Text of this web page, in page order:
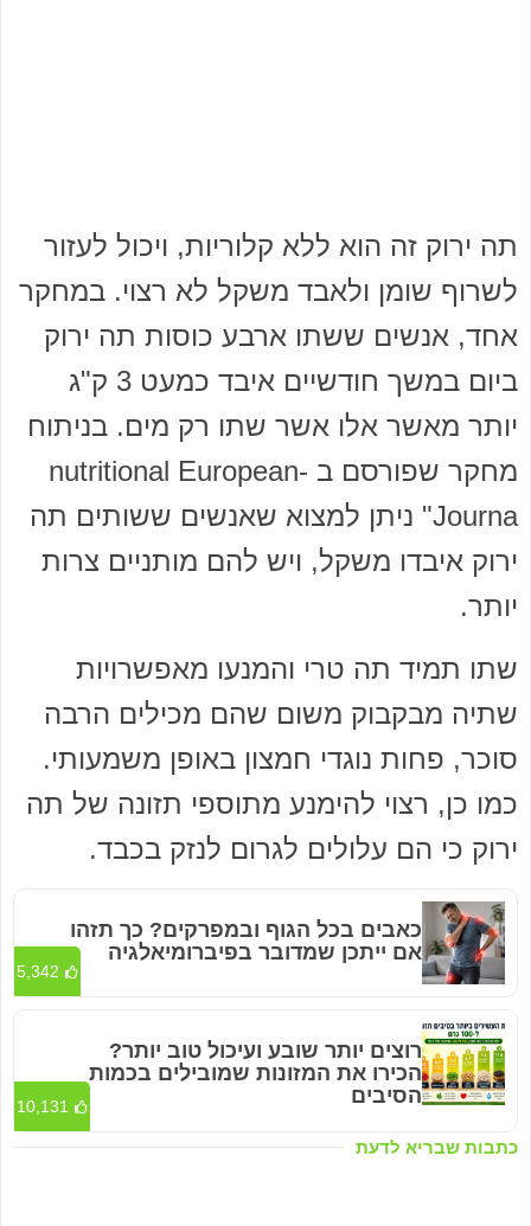
תה ירוק זה הוא ללא קלוריות, ויכול לעזור
לשרוף שומן ולאבד משקל לא רצוי. במחקר
אחד, אנשים ששתו ארבע כוסות תה ירוק
ביום במשך חודשיים איבד כמעט 3 ק"ג
יותר מאשר אלו אשר שתו רק מים. בניתוח
מחקר שפורסם ב -nutritional European
Journa" ניתן למצוא שאנשים ששותים תה
ירוק איבדו משקל, ויש להם מותניים צרות
יותר.
שתו תמיד תה טרי והמנעו מאפשרויות
שתיה מבקבוק משום שהם מכילים הרבה
סוכר, פחות נוגדי חמצון באופן משמעותי.
כמו כן, רצוי להימנע מתוספי תזונה של תה
ירוק כי הם עלולים לגרום לנזק בכבד.
כתבות שבריא לדעת
כאבים בכל הגוף ובמפרקים? כך תזהו
אם ייתכן שמדובר בפיברומיאלגיה
5,342
רוצים יותר שובע ועיכול טוב יותר?
הכירו את המזונות שמובילים בכמות
הסיבים
10,131